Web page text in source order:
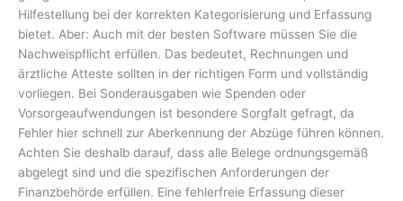
Hilfestellung bei der korrekten Kategorisierung und Erfassung
bietet. Aber: Auch mit der besten Software müssen Sie die
Nachweispflicht erfüllen. Das bedeutet, Rechnungen und
ärztliche Atteste sollten in der richtigen Form und vollständig
vorliegen. Bei Sonderausgaben wie Spenden oder
Vorsorgeaufwendungen ist besondere Sorgfalt gefragt, da
Fehler hier schnell zur Aberkennung der Abzüge führen können.
Achten Sie deshalb darauf, dass alle Belege ordnungsgemäß
abgelegt sind und die spezifischen Anforderungen der
Finanzbehörde erfüllen. Eine fehlerfreie Erfassung dieser